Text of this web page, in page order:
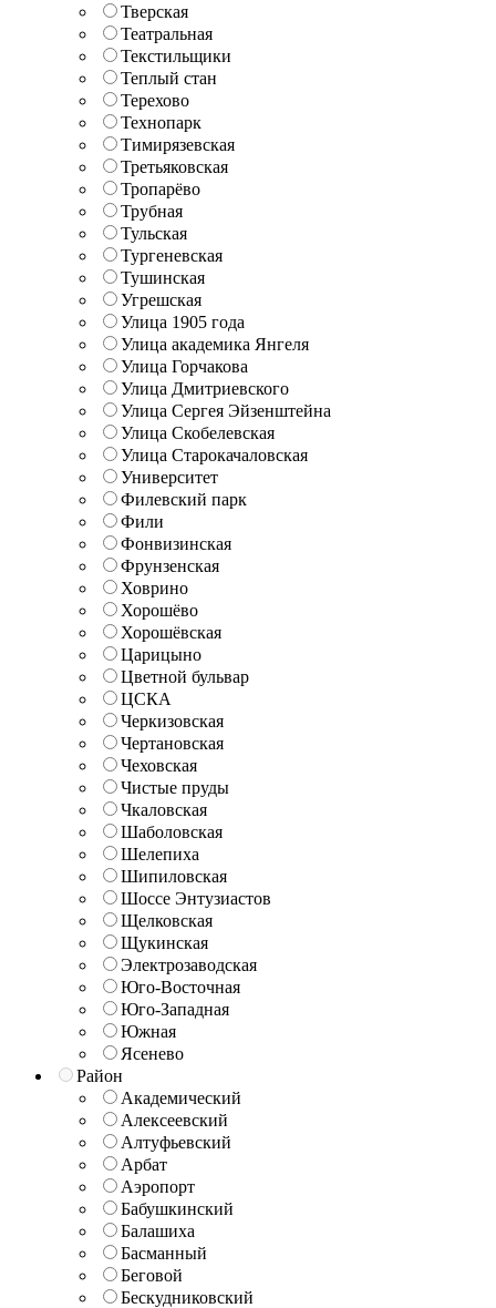
Тверская
Театральная
Текстильщики
Теплый стан
Терехово
Технопарк
Тимирязевская
Третьяковская
Тропарёво
Трубная
Тульская
Тургеневская
Тушинская
Угрешская
Улица 1905 года
Улица академика Янгеля
Улица Горчакова
Улица Дмитриевского
Улица Сергея Эйзенштейна
Улица Скобелевская
Улица Старокачаловская
Университет
Филевский парк
Фили
Фонвизинская
Фрунзенская
Ховрино
Хорошёво
Хорошёвская
Царицыно
Цветной бульвар
ЦСКА
Черкизовская
Чертановская
Чеховская
Чистые пруды
Чкаловская
Шаболовская
Шелепиха
Шипиловская
Шоссе Энтузиастов
Щелковская
Щукинская
Электрозаводская
Юго-Восточная
Юго-Западная
Южная
Ясенево
Район
Академический
Алексеевский
Алтуфьевский
Арбат
Аэропорт
Бабушкинский
Балашиха
Басманный
Беговой
Бескудниковский